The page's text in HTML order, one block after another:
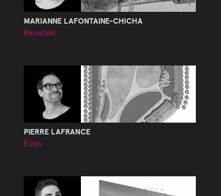
MARIANNE LAFONTAINE-CHICHA
Ricochet
PIERRE LAFRANCE
Écho